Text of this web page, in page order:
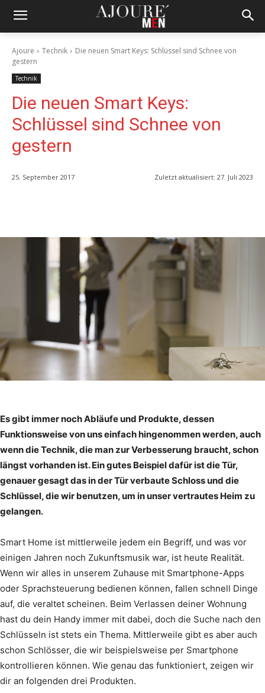
Ajoure Technik
Die neuen Smart Keys: Schlüssel sind Schnee von
gestern
Technik
Die neuen Smart Keys:
Schlüssel sind Schnee von
gestern
25. September 2017 Zuletzt aktualisiert: 27. Juli 2023
Es gibt immer noch Abläufe und Produkte, dessen
Funktionsweise von uns einfach hingenommen werden, auch
wenn die Technik, die man zur Verbesserung braucht, schon
längst vorhanden ist. Ein gutes Beispiel dafür ist die Tür,
genauer gesagt das in der Tür verbaute Schloss und die
Schlüssel, die wir benutzen, um in unser vertrautes Heim zu
gelangen.
Smart Home ist mittlerweile jedem ein Begriff, und was vor
einigen Jahren noch Zukunftsmusik war, ist heute Realität.
Wenn wir alles in unserem Zuhause mit Smartphone-Apps
oder Sprachsteuerung bedienen können, fallen schnell Dinge
auf, die veraltet scheinen. Beim Verlassen deiner Wohnung
hast du dein Handy immer mit dabei, doch die Suche nach den
Schlüsseln ist stets ein Thema. Mittlerweile gibt es aber auch
schon Schlösser, die wir beispielsweise per Smartphone
kontrollieren können. Wie genau das funktioniert, zeigen wir
dir an folgenden drei Produkten.